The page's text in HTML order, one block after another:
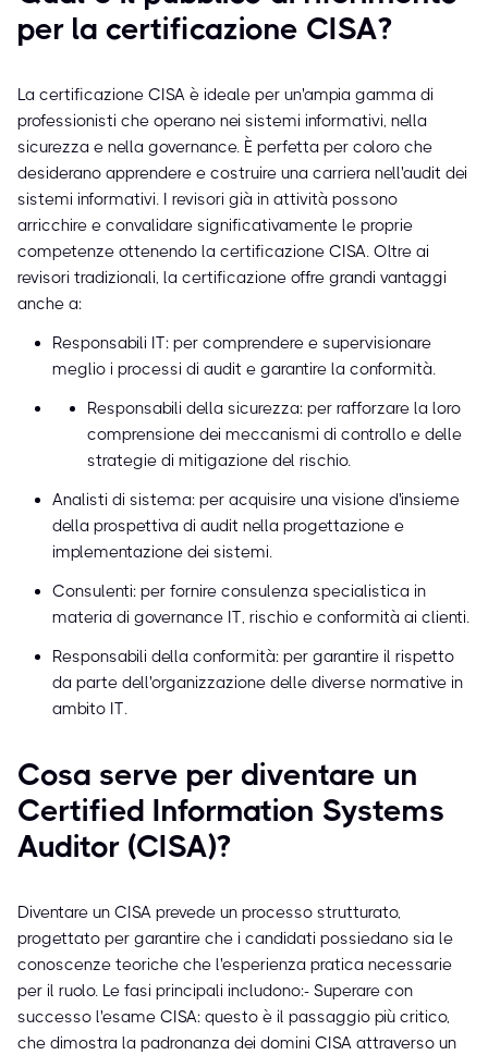
per la certificazione CISA?
La certificazione CISA è ideale per un'ampia gamma di
professionisti che operano nei sistemi informativi, nella
sicurezza e nella governance. È perfetta per coloro che
desiderano apprendere e costruire una carriera nell'audit dei
sistemi informativi. I revisori già in attività possono
arricchire e convalidare significativamente le proprie
competenze ottenendo la certificazione CISA. Oltre ai
revisori tradizionali, la certificazione offre grandi vantaggi
anche a:
Responsabili IT: per comprendere e supervisionare
meglio i processi di audit e garantire la conformità.
Responsabili della sicurezza: per rafforzare la loro
comprensione dei meccanismi di controllo e delle
strategie di mitigazione del rischio.
Analisti di sistema: per acquisire una visione d'insieme
della prospettiva di audit nella progettazione e
implementazione dei sistemi.
Consulenti: per fornire consulenza specialistica in
materia di governance IT, rischio e conformità ai clienti.
Responsabili della conformità: per garantire il rispetto
da parte dell'organizzazione delle diverse normative in
ambito IT.
Cosa serve per diventare un
Certified Information Systems
Auditor (CISA)?
Diventare un CISA prevede un processo strutturato,
progettato per garantire che i candidati possiedano sia le
conoscenze teoriche che l'esperienza pratica necessarie
per il ruolo. Le fasi principali includono:- Superare con
successo l'esame CISA: questo è il passaggio più critico,
che dimostra la padronanza dei domini CISA attraverso un